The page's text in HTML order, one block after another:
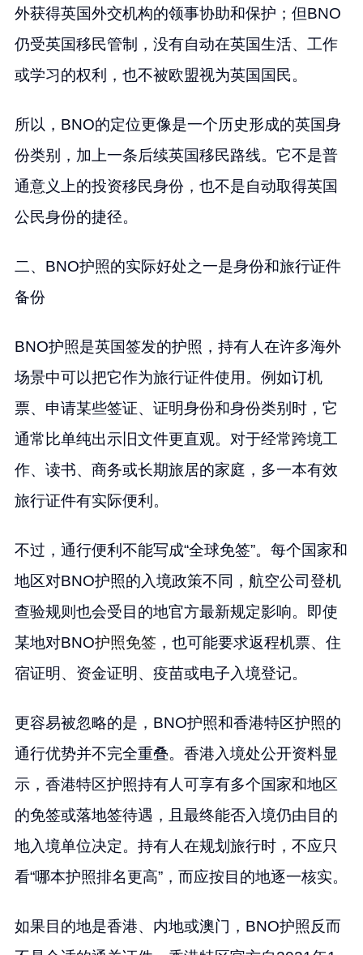
外获得英国外交机构的领事协助和保护；但BNO
仍受英国移民管制，没有自动在英国生活、工作
或学习的权利，也不被欧盟视为英国国民。
所以，BNO的定位更像是一个历史形成的英国身
份类别，加上一条后续英国移民路线。它不是普
通意义上的投资移民身份，也不是自动取得英国
公民身份的捷径。
二、BNO护照的实际好处之一是身份和旅行证件
备份
BNO护照是英国签发的护照，持有人在许多海外
场景中可以把它作为旅行证件使用。例如订机
票、申请某些签证、证明身份和身份类别时，它
通常比单纯出示旧文件更直观。对于经常跨境工
作、读书、商务或长期旅居的家庭，多一本有效
旅行证件有实际便利。
不过，通行便利不能写成“全球免签”。每个国家和
地区对BNO护照的入境政策不同，航空公司登机
查验规则也会受目的地官方最新规定影响。即使
某地对BNO护照免签，也可能要求返程机票、住
宿证明、资金证明、疫苗或电子入境登记。
更容易被忽略的是，BNO护照和香港特区护照的
通行优势并不完全重叠。香港入境处公开资料显
示，香港特区护照持有人可享有多个国家和地区
的免签或落地签待遇，且最终能否入境仍由目的
地入境单位决定。持有人在规划旅行时，不应只
看“哪本护照排名更高”，而应按目的地逐一核实。
如果目的地是香港、内地或澳门，BNO护照反而